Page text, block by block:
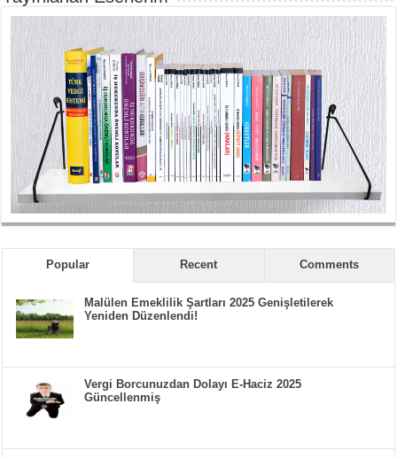
Popular Recent Comments
Malülen Emeklilik Şartları 2025 Genişletilerek
Yeniden Düzenlendi!
Vergi Borcunuzdan Dolayı E-Haciz 2025
Güncellenmiş